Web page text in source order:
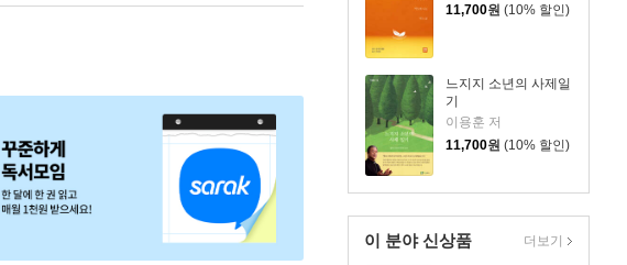
11,700원 (10% 할인)
느지지 소년의 사제일
기
이용훈 저
11,700원 (10% 할인)
이 분야 신상품 더보기